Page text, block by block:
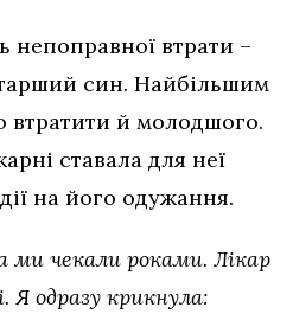
непоправної втрати –
син. Найбільшим
втратити й молодшого.
ставала для неї
на його одужання.
ми чекали роками. Лікар
Я одразу крикнула: